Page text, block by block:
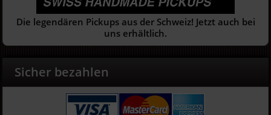
Die legendären Pickups aus der Schweiz! Jetzt auch bei
uns erhältlich.
Sicher bezahlen